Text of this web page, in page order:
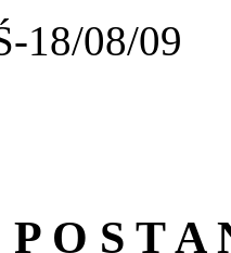
18/08/09
P O S T A